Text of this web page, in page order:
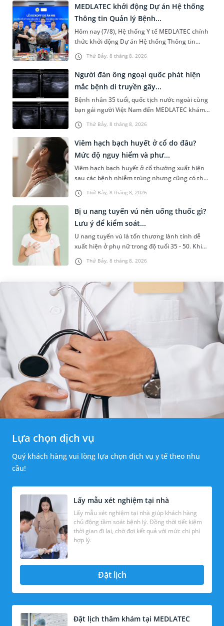
Thứ Bảy, 8 tháng 8, 2026
MEDLATEC khởi động Dự án Hệ thống
Thông tin Quản lý Bệnh...
Hôm nay (7/8), Hệ thống Y tế MEDLATEC chính
thức khởi động Dự án Hệ thống Thông tin
Quản lý Bệnh viện (HIS - Hospital Information
System) giai đoạn mới. Dự á...
Thứ Bảy, 8 tháng 8, 2026
Người đàn ông ngoại quốc phát hiện
mắc bệnh di truyền gây...
Bệnh nhân 35 tuổi, quốc tịch nước ngoài cùng
bạn gái người Việt Nam đến MEDLATEC khám
sức khỏe tiền hôn nhân. Qua thăm khám và
làm các xét nghiệm chuyên sâu,...
Thứ Bảy, 8 tháng 8, 2026
Viêm hạch bạch huyết ở cổ do đâu?
Mức độ nguy hiểm và phư...
Viêm hạch bạch huyết ở cổ thường xuất hiện
sau các bệnh nhiễm trùng nhưng cũng có thể
liên quan đến lao hạch hoặc ung thư. Để tìm
hiểu nguyên nhân gây viêm,...
Thứ Bảy, 8 tháng 8, 2026
Bị u nang tuyến vú nên uống thuốc gì?
Lưu ý để kiểm soát...
U nang tuyến vú là tổn thương lành tính dễ
xuất hiện ở phụ nữ trong độ tuổi 35 - 50. Khi
được chẩn đoán mắc bệnh, nhiều người
thường băn khoăn u nang tuyến v...
Lựa chọn dịch vụ
Quý khách hàng vui lòng lựa chọn dịch vụ y tế theo nhu
cầu!
Lấy mẫu xét nghiệm tại nhà
Lấy mẫu xét nghiệm tại nhà giúp khách hàng
chủ động tầm soát bệnh lý. Đồng thời tiết kiệm
thời gian đi lại, chờ đợi kết quả với mức chi phí
hợp lý.
Đặt lịch
Đặt lịch thăm khám tại MEDLATEC